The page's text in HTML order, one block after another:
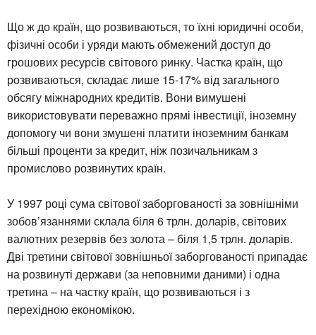
Що ж до країн, що розвиваються, то їхні юридичні особи,
фізичні особи і уряди мають обмежений доступ до
грошових ресурсів світового ринку. Частка країн, що
розвиваються, складає лише 15-17% від загального
обсягу міжнародних кредитів. Вони вимушені
використовувати переважно прямі інвестиції, іноземну
допомогу чи вони змушені платити іноземним банкам
більші проценти за кредит, ніж позичальникам з
промислово розвинутих країн.
У 1997 році сума світової заборгованості за зовнішніми
зобов’язаннями склала біля 6 трлн. доларів, світових
валютних резервів без золота – біля 1,5 трлн. доларів.
Дві третини світової зовнішньої заборгованості припадає
на розвинуті держави (за неповними даними) і одна
третина – на частку країн, що розвиваються і з
перехідною економікою.